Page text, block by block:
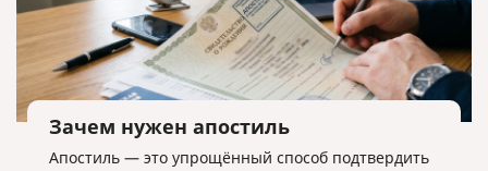
Зачем нужен апостиль
Апостиль — это упрощённый способ подтвердить